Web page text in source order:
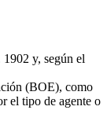
y, según el
(BOE), como
el tipo de agente o